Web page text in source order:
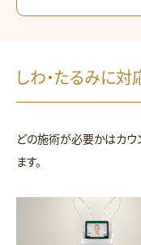
しわ・たるみに
どの施術が必要かはカウ
ます。